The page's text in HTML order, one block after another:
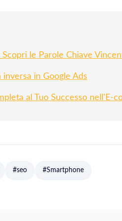
le Parole Chiave
in Google Ads
al Tuo Successo nell'E-
#seo #Smartphone